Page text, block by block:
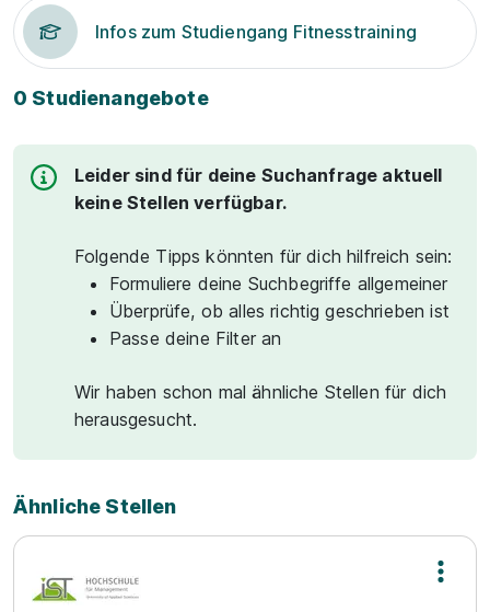
Infos zum Studiengang Fitnesstraining
0 Studienangebote
Leider sind für deine Suchanfrage aktuell
keine Stellen verfügbar.
Folgende Tipps könnten für dich hilfreich sein:
Formuliere deine Suchbegriffe allgemeiner
Überprüfe, ob alles richtig geschrieben ist
Passe deine Filter an
Wir haben schon mal ähnliche Stellen für dich
herausgesucht.
Ähnliche Stellen